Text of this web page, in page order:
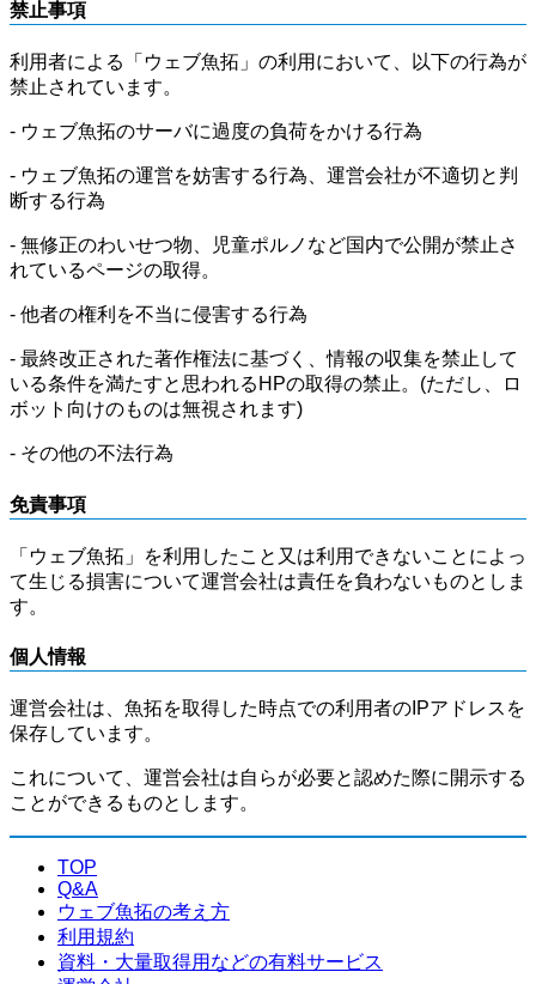
禁止事項
利用者による「ウェブ魚拓」の利用において、以下の行為が
禁止されています。
- ウェブ魚拓のサーバに過度の負荷をかける行為
- ウェブ魚拓の運営を妨害する行為、運営会社が不適切と判
断する行為
- 無修正のわいせつ物、児童ポルノなど国内で公開が禁止さ
れているページの取得。
- 他者の権利を不当に侵害する行為
- 最終改正された著作権法に基づく、情報の収集を禁止して
いる条件を満たすと思われるHPの取得の禁止。(ただし、ロ
ボット向けのものは無視されます)
- その他の不法行為
免責事項
「ウェブ魚拓」を利用したこと又は利用できないことによっ
て生じる損害について運営会社は責任を負わないものとしま
す。
個人情報
運営会社は、魚拓を取得した時点での利用者のIPアドレスを
保存しています。
これについて、運営会社は自らが必要と認めた際に開示する
ことができるものとします。
TOP
Q&A
ウェブ魚拓の考え方
利用規約
資料・大量取得用などの有料サービス